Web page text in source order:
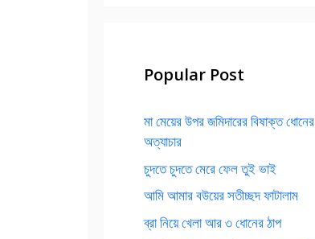
Popular Post
মা মেয়ের উপর জমিদারের বিষাক্ত ধোনের
অত্যাচার
চুদতে চুদতে মেরে ফেল তুই ভাই
আমি আমার বউয়ের সতীচ্ছদ ফাটালাম
ব্রা নিয়ে খেলা আর ৩ ধোনের ঠাপ